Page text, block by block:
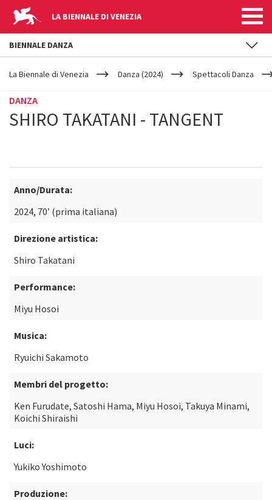
LA BIENNALE DI VENEZIA
YOUR
ARE
La Biennale di Venezia Danza (2024) Spettacoli Danza
DANZA
SHIRO TAKATANI - TANGENT
Anno/Durata:
2024, 70’ (prima italiana)
Direzione artistica:
Shiro Takatani
Performance:
Miyu Hosoi
Musica:
Ryuichi Sakamoto
Membri del progetto:
Ken Furudate, Satoshi Hama, Miyu Hosoi, Takuya Minami,
Koichi Shiraishi
Luci:
Yukiko Yoshimoto
Produzione:
BIENNALE DANZA